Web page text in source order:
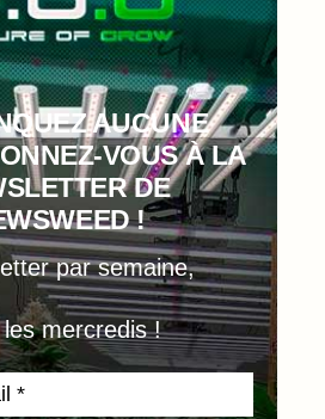
AUCUNE
VOUS À LA
DE
!
par semaine,
mercredis !